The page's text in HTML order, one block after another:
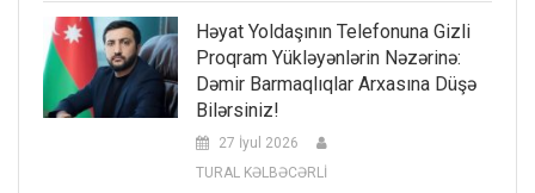
Həyat Yoldaşının Telefonuna Gizli
Proqram Yükləyənlərin Nəzərinə:
Dəmir Barmaqlıqlar Arxasına Düşə
Bilərsiniz!
27 İyul 2026
TURAL KƏLBƏCƏRLİ